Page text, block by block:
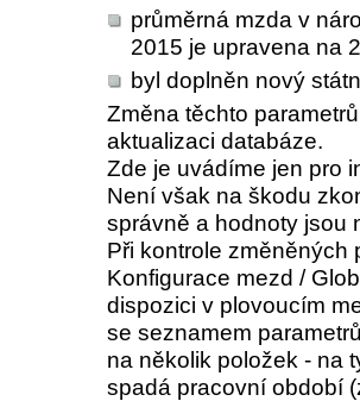
průměrná mzda v
2015 je upravena na
byl doplněn nový
Změna těchto
aktualizaci databáze.
Zde je uvádíme jen pro
Není však na škodu
správně a hodnoty jsou
Při kontrole změněných
Konfigurace mezd /
dispozici v plovoucím
se seznamem
na několik položek - na
spadá pracovní období